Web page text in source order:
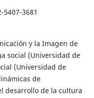
3681
y la Imagen de
social (Universidad de
(Universidad de
de
desarrollo de la cultura